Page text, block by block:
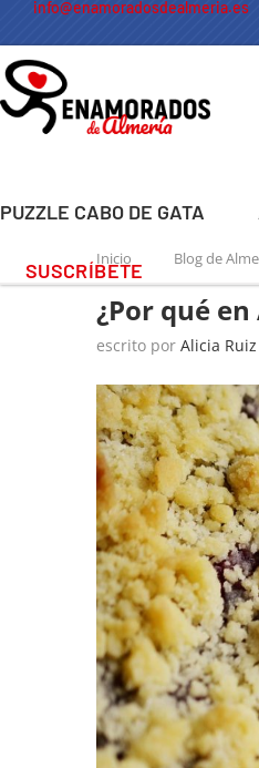
info@enamoradosdealmeria.es
PUZZLE CABO DE GATA
SUSCRÍBETE
Inicio Blog de
¿Por qué
escrito por Alicia Ruiz